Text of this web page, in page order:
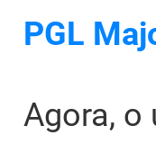
PGL
Agora, o